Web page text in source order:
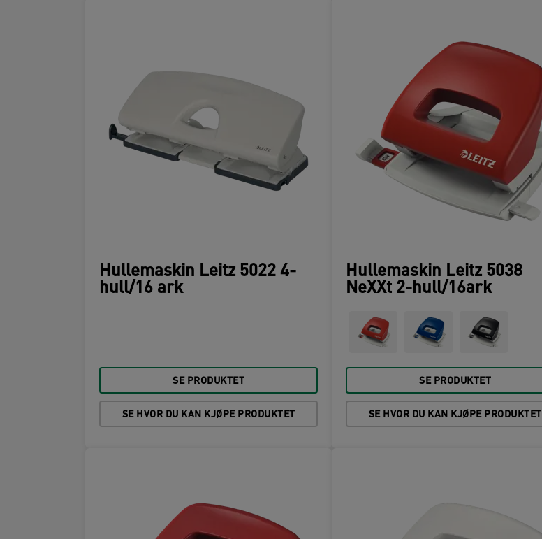
Hullemaskin Leitz 5022 4-
hull/16 ark
SE PRODUKTET
SE HVOR DU KAN KJØPE PRODUKTET
Hullemaskin Leitz 5038
NeXXt 2-hull/16ark
SE PRODUKTET
SE HVOR DU KAN KJØPE PRODUKTET